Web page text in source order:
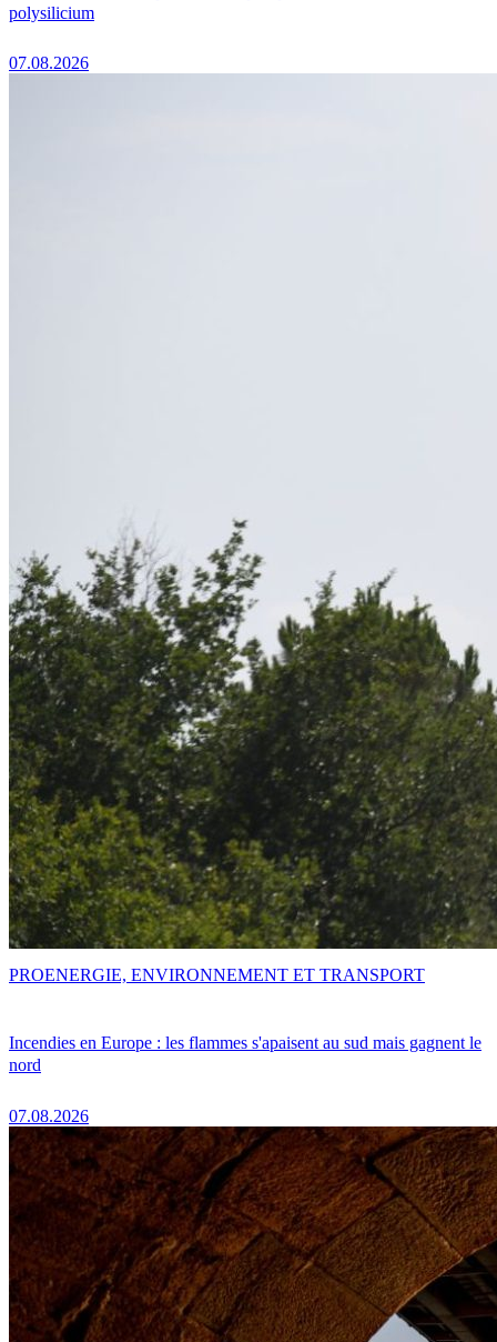
polysilicium
07.08.2026
Incendies en Europe : les flammes s'apaisent au sud mais gagnent le
nord
07.08.2026
PROENERGIE, ENVIRONNEMENT ET TRANSPORT